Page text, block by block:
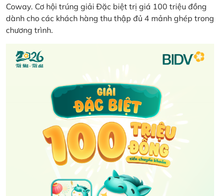
Coway. Cơ hội trúng giải Đặc biệt trị giá 100 triệu đồng
dành cho các khách hàng thu thập đủ 4 mảnh ghép trong
chương trình.